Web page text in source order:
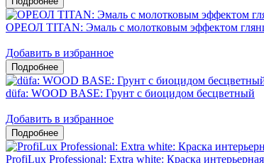
ОРЕОЛ TITAN: Эмаль с молотковым эффектом
Добавить в избранное
düfa: WOOD BASE: Грунт с биоцидом бесцветный
Добавить в избранное
ProfiLux Professional: Extra white: Краска